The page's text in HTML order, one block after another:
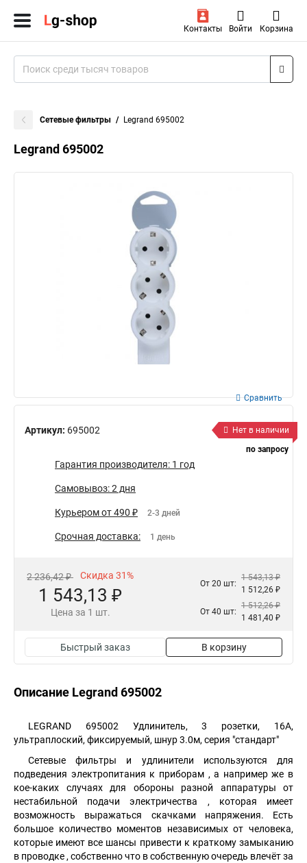
Контакты Войти Корзина
Сетевые фильтры Legrand 695002
Legrand 695002
Артикул: 695002
Сравнить
Нет в наличии
по запросу
Гарантия производителя: 1 год
Самовывоз: 2 дня
Курьером от 490 ₽ 2-3 дней
Срочная доставка: 1 день
2 236,42 ₽ Скидка 31%
1 543,13 ₽
Цена за 1 шт.
От 20 шт:
1 543,13 ₽
1 512,26 ₽
От 40 шт:
1 512,26 ₽
1 481,40 ₽
Быстрый заказ В корзину
Описание Legrand 695002
LEGRAND 695002 Удлинитель, 3 розетки, 16А,
ультраплоский, фиксируемый, шнур 3.0м, серия "стандарт"
Сетевые фильтры и удлинители используются для
подведения электропитания к приборам , а например же в
кое-каких случаях для обороны разной аппаратуры от
нестабильной подачи электричества , которая имеет
возможность выражаться скачками напряжения. Есть
большое количество моментов независимых от человека,
которые имеют все шансы привести к краткому замыканию
в проводке , собственно что в собственную очередь влечёт за